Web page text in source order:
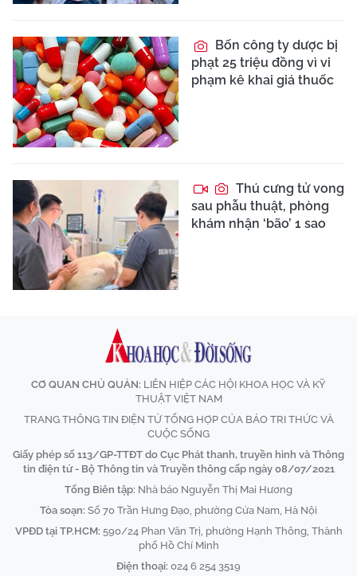
Bốn công ty dược bị
phạt 25 triệu đồng vì vi
phạm kê khai giá thuốc
Thú cưng tử vong
sau phẫu thuật, phòng
khám nhận ‘bão’ 1 sao
CƠ QUAN CHỦ QUẢN: LIÊN HIỆP CÁC HỘI KHOA HỌC VÀ KỸ
THUẬT VIỆT NAM
TRANG THÔNG TIN ĐIỆN TỬ TỔNG HỢP CỦA BÁO TRI THỨC VÀ
CUỘC SỐNG
Giấy phép số 113/GP-TTĐT do Cục Phát thanh, truyền hình và Thông
tin điện tử - Bộ Thông tin và Truyền thông cấp ngày 08/07/2021
Tổng Biên tập: Nhà báo Nguyễn Thị Mai Hương
Tòa soạn: Số 70 Trần Hưng Đạo, phường Cửa Nam, Hà Nội
VPĐD tại TP.HCM: 590/24 Phan Văn Trị, phường Hạnh Thông, Thành
phố Hồ Chí Minh
Điện thoại: 024 6 254 3519